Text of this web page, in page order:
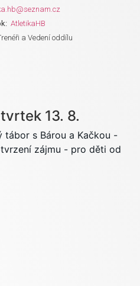
AtletikaHB
a Vedení oddílu
13. 8.
s Bárou a Kačkou -
zájmu - pro děti od